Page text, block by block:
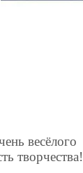
весёлого
творчества!